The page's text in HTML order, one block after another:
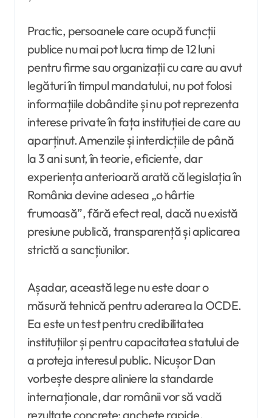
Practic, persoanele care ocupă funcții
publice nu mai pot lucra timp de 12 luni
pentru firme sau organizații cu care au avut
legături în timpul mandatului, nu pot folosi
informațiile dobândite și nu pot reprezenta
interese private în fața instituției de care au
aparținut. Amenzile și interdicțiile de până
la 3 ani sunt, în teorie, eficiente, dar
experiența anterioară arată că legislația în
România devine adesea „o hârtie
frumoasă”, fără efect real, dacă nu există
presiune publică, transparență și aplicarea
strictă a sancțiunilor.
Așadar, această lege nu este doar o
măsură tehnică pentru aderarea la OCDE.
Ea este un test pentru credibilitatea
instituțiilor și pentru capacitatea statului de
a proteja interesul public. Nicușor Dan
vorbește despre aliniere la standarde
internaționale, dar românii vor să vadă
rezultate concrete: anchete rapide,